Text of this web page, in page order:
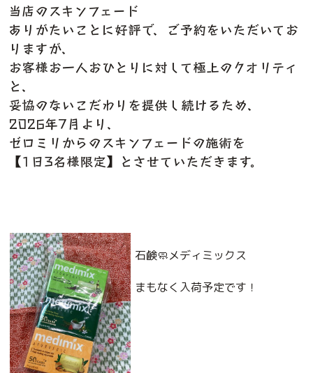
当店のスキンフェード
ありがたいことに好評で、ご予約をいただいてお
りますが、
お客様お一人おひとりに対して極上のクオリティ
と、
妥協のないこだわりを提供し続けるため、
2026年7月より、
ゼロミリからのスキンフェードの施術を
【1日3名様限定】とさせていただきます。
石鹸🧼メディミックス
まもなく入荷予定です！